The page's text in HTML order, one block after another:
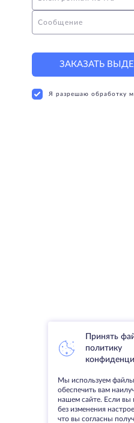
Сообщение
ЗАКАЗАТЬ
Я разрешаю обработку
Принять
политику
Мы используем
обеспечить вам
нашем сайте. Если вы
без изменения
что вы согласны